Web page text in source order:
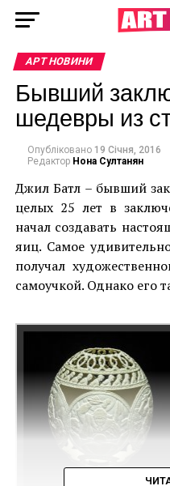
АРТ НОВИНИ
Бывший
шедевры из
Опубліковано 19 Січня, 2016
Редактор Нона Султанян
Джил Батл – бывший
целых 25 лет в
начал создавать
яиц. Самое
получал
самоучкой. Однако его